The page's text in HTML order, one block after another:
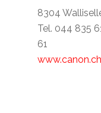
8304
Tel. 044 835
61
www.canon.ch